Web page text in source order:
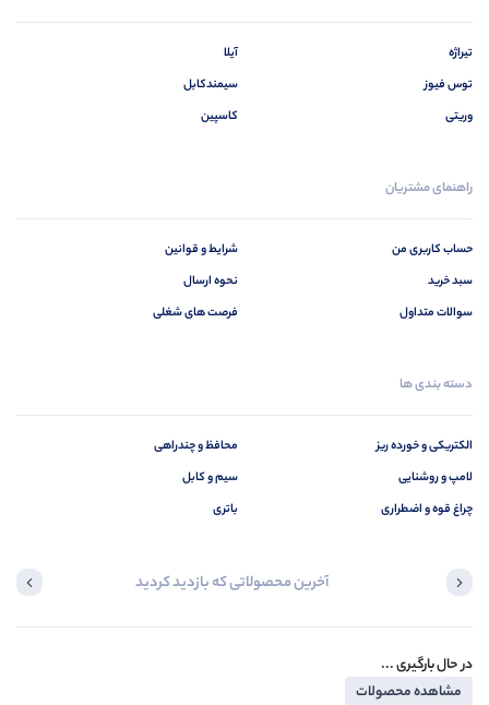
تیراژه
توس فیوز
وریتی
آیلا
سیمندکابل
کاسپین
راهنمای مشتریان
حساب کاربری من
سبد خرید
سوالات متداول
شرایط و قوانین
نحوه ارسال
فرصت های شغلی
دسته بندی ها
الکتریکی و خورده ریز
لامپ و روشنایی
چراغ قوه و اضطراری
محافظ و چندراهی
سیم و کابل
باتری
آخرین محصولاتی که بازدید کردید
در حال بارگیری ...
مشاهده محصولات